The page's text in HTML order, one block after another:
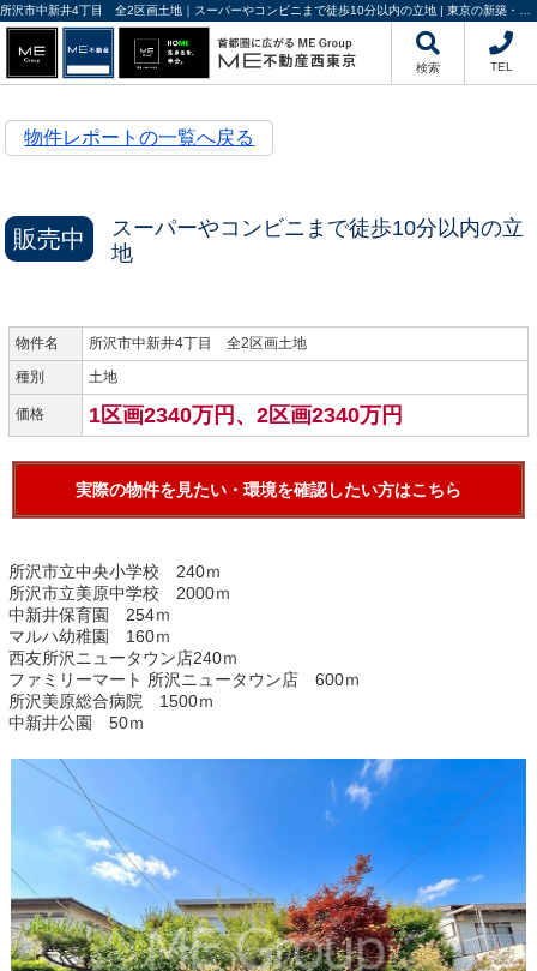
検索 TEL
物件レポートの一覧へ戻る
販売中
スーパーやコンビニまで徒歩10分以内の立
地
物件名
所沢市中新井4丁目 全2区画土地
種別
土地
価格 1区画2340万円、2区画2340万円
実際の物件を見たい・環境を確認したい方はこちら
所沢市立中央小学校 240ｍ
所沢市立美原中学校 2000ｍ
中新井保育園 254ｍ
マルハ幼稚園 160ｍ
西友所沢ニュータウン店240ｍ
ファミリーマート 所沢ニュータウン店 600ｍ
所沢美原総合病院 1500ｍ
中新井公園 50ｍ